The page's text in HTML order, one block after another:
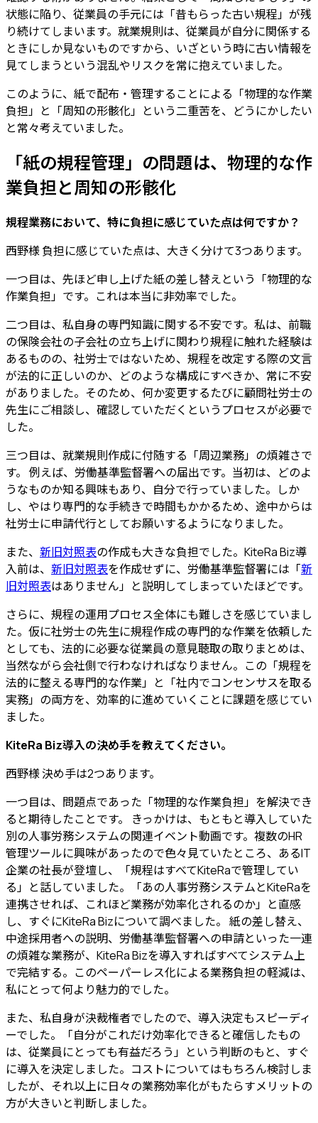
状態に陥り、従業員の手元には「昔もらった古い規程」が残
り続けてしまいます。就業規則は、従業員が自分に関係する
ときにしか見ないものですから、いざという時に古い情報を
見てしまうという混乱やリスクを常に抱えていました。
このように、紙で配布・管理することによる「物理的な作業
負担」と「周知の形骸化」という二重苦を、どうにかしたい
と常々考えていました。
「紙の規程管理」の問題は、物理的な作
業負担と周知の形骸化
規程業務において、特に負担に感じていた点は何ですか？
西野様負担に感じていた点は、大きく分けて3つあります。
一つ目は、先ほど申し上げた紙の差し替えという 「物理的な
作業負担」 です。これは本当に非効率でした。
二つ目は、 私自身の専門知識に関する不安です。私は、前職
の保険会社の子会社の立ち上げに関わり規程に触れた経験は
あるものの、社労士ではないため、規程を改定する際の文言
が法的に正しいのか、どのような構成にすべきか、常に不安
がありました。そのため、何か変更するたびに顧問社労士の
先生にご相談し、確認していただくというプロセスが必要で
した。
三つ目は、 就業規則作成に付随する「周辺業務」の煩雑さで
す。 例えば、労働基準監督署への届出です。当初は、どのよ
うなものか知る興味もあり、自分で行っていました。しか
し、やはり専門的な手続きで時間もかかるため、途中からは
社労士に申請代行としてお願いするようになりました。
また、 新旧対照表の作成も大きな負担でした。KiteRa Biz導
入前は、 新旧対照表を作成せずに、労働基準監督署には「新
旧対照表はありません」と説明してしまっていたほどです。
さらに、 規程の運用プロセス全体にも難しさを感じていまし
た。仮に社労士の先生に規程作成の専門的な作業を依頼した
としても、法的に必要な従業員の意見聴取の取りまとめは、
当然ながら会社側で行わなければなりません。この「規程を
法的に整える専門的な作業」と「社内でコンセンサスを取る
実務」の両方を、効率的に進めていくことに課題を感じてい
ました。
KiteRa Biz導入の決め手を教えてください。
西野様決め手は2つあります。
一つ目は、問題点であった「物理的な作業負担」を解決でき
ると期待したことです。 きっかけは、もともと導入していた
別の人事労務システムの関連イベント動画です。複数のHR
管理ツールに興味があったので色々見ていたところ、あるIT
企業の社長が登壇し、「規程はすべてKiteRaで管理してい
る」と話していました。「あの人事労務システムとKiteRaを
連携させれば、これほど業務が効率化されるのか」と直感
し、すぐにKiteRa Bizについて調べました。 紙の差し替え、
中途採用者への説明、労働基準監督署への申請といった一連
の煩雑な業務が、KiteRa Bizを導入すればすべてシステム上
で完結する。このペーパーレス化による業務負担の軽減は、
私にとって何より魅力的でした。
また、私自身が決裁権者でしたので、導入決定もスピーディ
ーでした。「自分がこれだけ効率化できると確信したもの
は、従業員にとっても有益だろう」という判断のもと、すぐ
に導入を決定しました。コストについてはもちろん検討しま
したが、それ以上に日々の業務効率化がもたらすメリットの
方が大きいと判断しました。